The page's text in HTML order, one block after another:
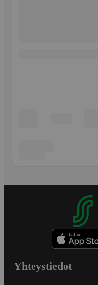
Yhteystiedot